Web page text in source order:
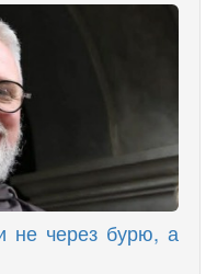
не через бурю, а